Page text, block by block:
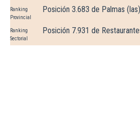
Ranking
Provincial
Posición 3.683 de Palmas (las)
Ranking
Sectorial
Posición 7.931 de